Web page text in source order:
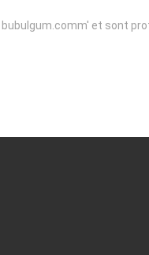
bubulgum.comm' et sont